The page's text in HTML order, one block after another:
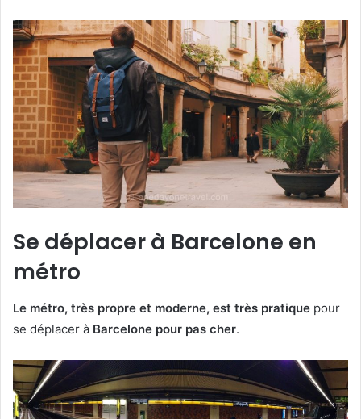
Se déplacer à Barcelone en
métro
Le métro, très propre et moderne, est très pratique pour
se déplacer à Barcelone pour pas cher.